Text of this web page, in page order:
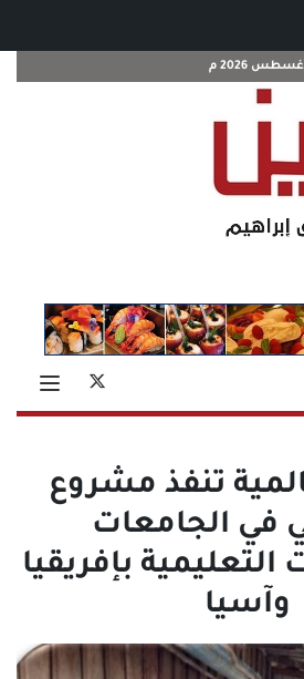
تنفذ مشروع
في الجامعات
بإفريقيا
وآسيا